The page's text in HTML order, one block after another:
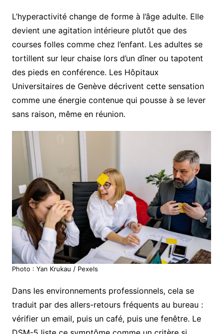
L’hyperactivité change de forme à l’âge adulte. Elle
devient une agitation intérieure plutôt que des
courses folles comme chez l’enfant. Les adultes se
tortillent sur leur chaise lors d’un dîner ou tapotent
des pieds en conférence. Les Hôpitaux
Universitaires de Genève décrivent cette sensation
comme une énergie contenue qui pousse à se lever
sans raison, même en réunion.
Photo : Yan Krukau / Pexels
Dans les environnements professionnels, cela se
traduit par des allers-retours fréquents au bureau :
vérifier un email, puis un café, puis une fenêtre. Le